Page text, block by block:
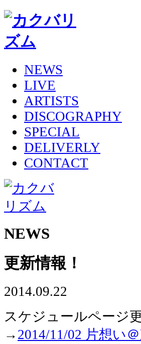
NEWS
LIVE
ARTISTS
DISCOGRAPHY
SPECIAL
DELIVERLY
CONTACT
NEWS
更新情報！
2014.09.22
スケジュールページ
→ 2014/11/02 片想い